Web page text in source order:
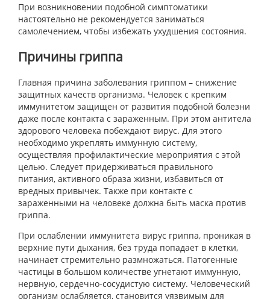
При возникновении подобной симптоматики
настоятельно не рекомендуется заниматься
самолечением, чтобы избежать ухудшения состояния.
Причины гриппа
Главная причина заболевания гриппом – снижение
защитных качеств организма. Человек с крепким
иммунитетом защищен от развития подобной болезни
даже после контакта с зараженным. При этом антитела
здорового человека побеждают вирус. Для этого
необходимо укреплять иммунную систему,
осуществляя профилактические мероприятия с этой
целью. Следует придерживаться правильного
питания, активного образа жизни, избавиться от
вредных привычек. Также при контакте с
зараженными на человеке должна быть маска против
гриппа.
При ослаблении иммунитета вирус гриппа, проникая в
верхние пути дыхания, без труда попадает в клетки,
начинает стремительно размножаться. Патогенные
частицы в большом количестве угнетают иммунную,
нервную, сердечно-сосудистую систему. Человеческий
организм ослабляется, становится уязвимым для